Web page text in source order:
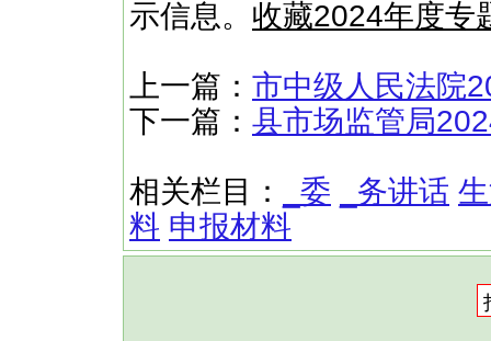
示信息。 收藏2024年度专
上一篇： 市中级人民法院
下一篇： 县市场监管局
相关栏目： _委 _务讲话
料 申报材料